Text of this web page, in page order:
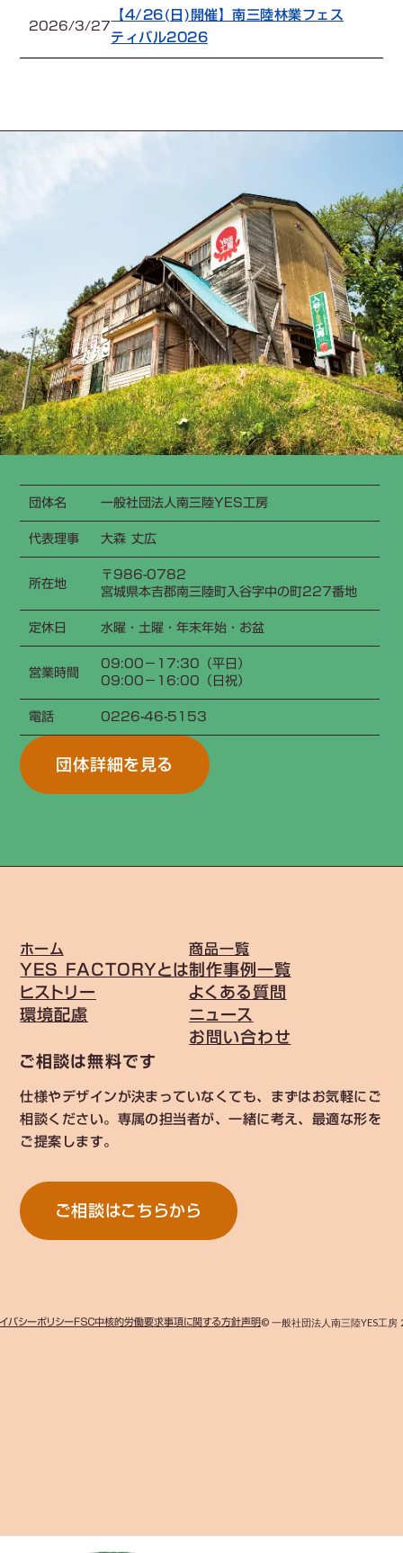
2026/3/27【4/26(日)開催】南三陸林業フェス
ティバル2026
団体名
一般社団法人南三陸YES工房
代表理事
大森 丈広
所在地
〒986-0782
宮城県本吉郡南三陸町入谷字中の町227番地
定休日
水曜・土曜・年末年始・お盆
営業時間
09:00−17:30（平日）
09:00−16:00（日祝）
電話
0226-46-5153
団体詳細を見る
ホーム
YES FACTORYとは
ヒストリー
環境配慮
商品一覧
制作事例一覧
よくある質問
ニュース
お問い合わせ
ご相談は無料です
仕様やデザインが決まっていなくても、まずはお気軽にご
相談ください。専属の担当者が、一緒に考え、最適な形を
ご提案します。
ご相談はこちらから
バシーポリシーＦＳＣ中核的労働要求事項に関する方針声明© 一般社団法人南三陸YES工房